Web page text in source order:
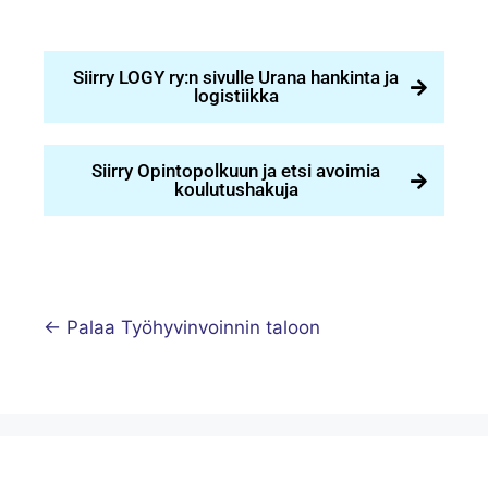
Siirry LOGY ry:n sivulle Urana hankinta ja
logistiikka
Siirry Opintopolkuun ja etsi avoimia
koulutushakuja
← Palaa Työhyvinvoinnin taloon